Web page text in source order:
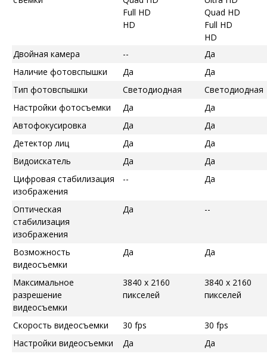
Full HD
HD
Quad HD
Full HD
HD
Двойная камера
--
Да
Наличие фотовспышки
Да
Да
Тип фотовспышки
Светодиодная
Светодиодная
Настройки фотосъемки
Да
Да
Автофокусировка
Да
Да
Детектор лиц
Да
Да
Видоискатель
Да
Да
Цифровая стабилизация
изображения
-- Да
Оптическая
стабилизация
изображения
Да --
Возможность
видеосъемки
Да Да
Максимальное
разрешение
видеосъемки
3840 x 2160
пикселей
3840 x 2160
пикселей
Скорость видеосъемки 30 fps
30 fps
Настройки видеосъемки
Да
Да